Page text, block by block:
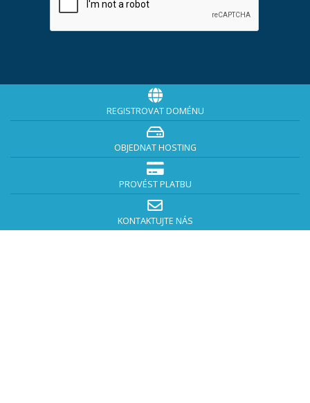
REGISTROVAT DOMÉNU
OBJEDNAT HOSTING
PROVÉST PLATBU
KONTAKTUJTE NÁS